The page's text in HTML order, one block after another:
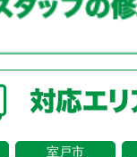
室戸市